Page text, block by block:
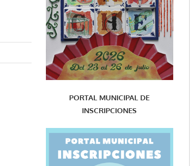
PORTAL MUNICIPAL DE
INSCRIPCIONES